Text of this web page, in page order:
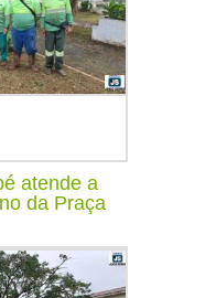
atende a
da Praça